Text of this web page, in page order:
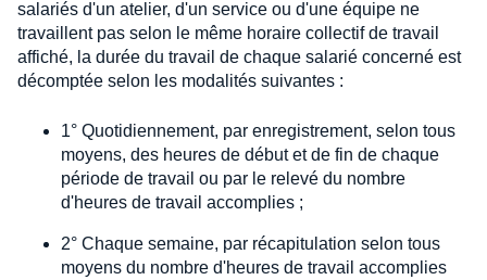
salariés d'un atelier, d'un service ou d'une équipe ne
travaillent pas selon le même horaire collectif de travail
affiché, la durée du travail de chaque salarié concerné est
décomptée selon les modalités suivantes :
1° Quotidiennement, par enregistrement, selon tous
moyens, des heures de début et de fin de chaque
période de travail ou par le relevé du nombre
d'heures de travail accomplies ;
2° Chaque semaine, par récapitulation selon tous
moyens du nombre d'heures de travail accomplies